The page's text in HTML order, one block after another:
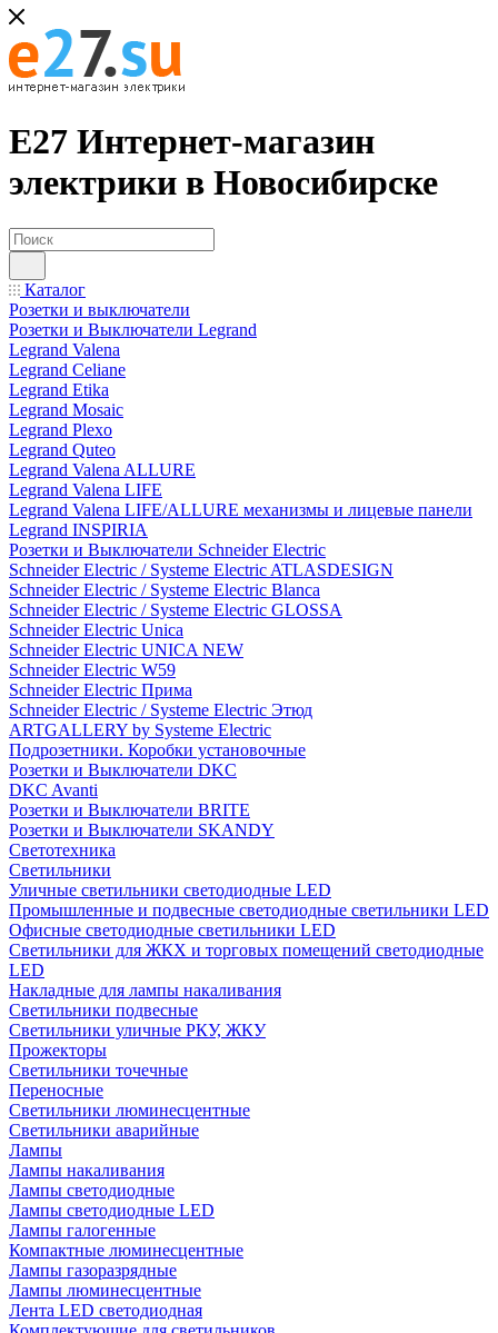
Е27 Интернет-магазин
электрики в Новосибирске
Каталог
Розетки и выключатели
Розетки и Выключатели Legrand
Legrand Valena
Legrand Celiane
Legrand Etika
Legrand Mosaic
Legrand Plexo
Legrand Quteo
Legrand Valena ALLURE
Legrand Valena LIFE
Legrand Valena LIFE/ALLURE механизмы и лицевые панели
Legrand INSPIRIA
Розетки и Выключатели Schneider Electric
Schneider Electric / Systeme Electric ATLASDESIGN
Schneider Electric / Systeme Electric Blanca
Schneider Electric / Systeme Electric GLOSSA
Schneider Electric Unica
Schneider Electric UNICA NEW
Schneider Electric W59
Schneider Electric Прима
Schneider Electric / Systeme Electric Этюд
ARTGALLERY by Systeme Electric
Подрозетники. Коробки установочные
Розетки и Выключатели DKC
DKC Avanti
Розетки и Выключатели BRITE
Розетки и Выключатели SKANDY
Светотехника
Светильники
Уличные светильники светодиодные LED
Промышленные и подвесные светодиодные светильники LED
Офисные светодиодные светильники LED
Светильники для ЖКХ и торговых помещений светодиодные
LED
Накладные для лампы накаливания
Светильники подвесные
Светильники уличные РКУ, ЖКУ
Прожекторы
Cветильники точечные
Переносные
Светильники люминесцентные
Светильники аварийные
Лампы
Лампы накаливания
Лампы светодиодные
Лампы светодиодные LED
Лампы галогенные
Компактные люминесцентные
Лампы газоразрядные
Лампы люминесцентные
Лента LED светодиодная